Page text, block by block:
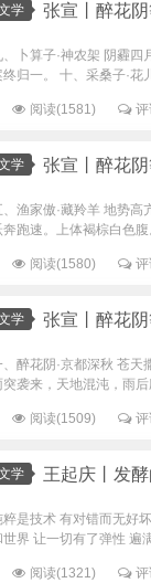
学 张宣丨醉花阴
、卜算子·神农架 阴霾
终归一。 十、采桑子·
阅读(1581) 评
学 张宣丨醉花阴
、渔家傲·藏羚羊 地势
奔跑速。上体褐棕白色
阅读(1580) 评
学 张宣丨醉花阴
、醉花阴·京都深秋 苍
突袭来，天地混沌，雨
阅读(1509) 评
学 王起庆丨发酵
粹是技术 有对错而无好
世界 让一切有了弹性 遍
阅读(1321) 评